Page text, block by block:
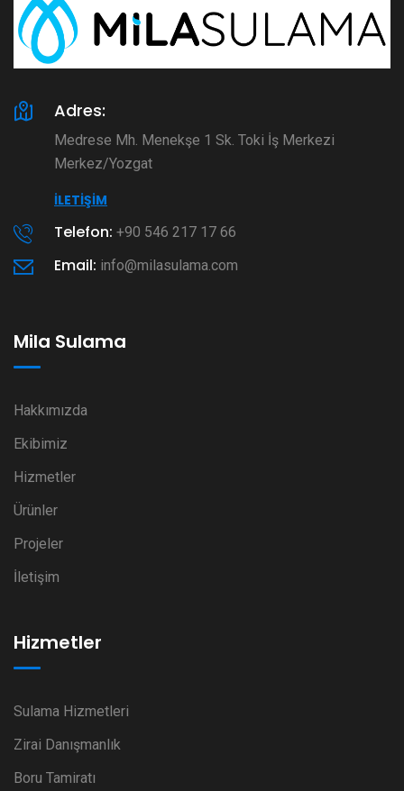
Adres:
Medrese Mh. Menekşe 1 Sk. Toki İş Merkezi
Merkez/Yozgat
İLETIŞIM
Telefon: +90 546 217 17 66
Email: info@milasulama.com
Mila Sulama
Hakkımızda
Ekibimiz
Hizmetler
Ürünler
Projeler
İletişim
Hizmetler
Sulama Hizmetleri
Zirai Danışmanlık
Boru Tamiratı